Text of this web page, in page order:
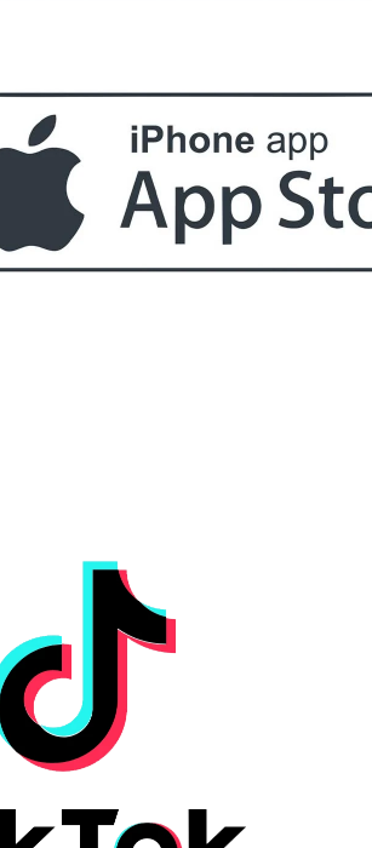
БЕЗПЛАТНО
€ 40.00 (78.23 лв.)
Стипца 20 броя в кибрит
Клипс тип щъркел 1 брой